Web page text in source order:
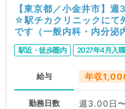
【東京都／小金井市】
☆駅チカクリニックにて
です（一般内科・内分泌
駅近・徒歩圏内 2027年4月入
給与 年収
勤務日数 週3.00日